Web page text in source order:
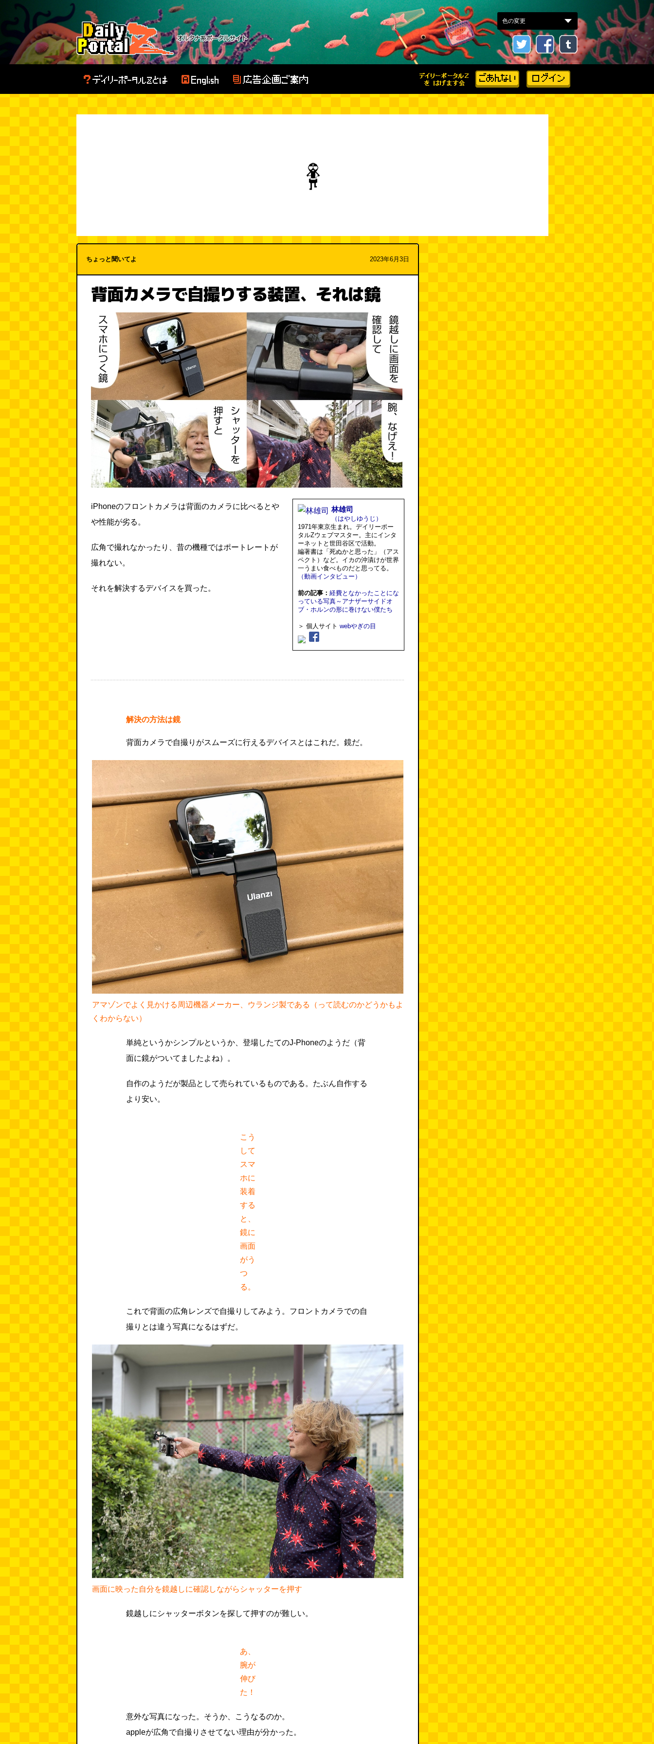
ちょっと聞いてよ 2023年6月3日
背面カメラで自撮りする装置、それは鏡
iPhoneのフロントカメラは背面のカメラに比べるとや
や性能が劣る。
広角で撮れなかったり、昔の機種ではポートレートが
撮れない。
それを解決するデバイスを買った。
林雄司
（はやしゆうじ）
1971年東京生まれ。デイリーポー
タルZウェブマスター。主にインタ
ーネットと世田谷区で活動。
編著書は「死ぬかと思った」（アス
ペクト）など。イカの沖漬けが世界
一うまい食べものだと思ってる。
（動画インタビュー）
前の記事： 経費となかったことにな
っている写真～アナザーサイドオ
ブ・ホルンの形に巻けない僕たち
＞ 個人サイト webやぎの目
解決の方法は鏡
背面カメラで自撮りがスムーズに行えるデバイスとはこれだ。鏡だ。
アマゾンでよく見かける周辺機器メーカー、ウランジ製である（って読むのかどうかもよ
くわからない）
単純というかシンプルというか、登場したてのJ-Phoneのようだ（背
面に鏡がついてましたよね）。
自作のようだが製品として売られているものである。たぶん自作する
より安い。
こう
して
スマ
ホに
装着
する
と、
鏡に
画面
がう
つ
る。
これで背面の広角レンズで自撮りしてみよう。フロントカメラでの自
撮りとは違う写真になるはずだ。
画面に映った自分を鏡越しに確認しながらシャッターを押す
鏡越しにシャッターボタンを探して押すのが難しい。
あ、
腕が
伸び
た！
意外な写真になった。そうか、こうなるのか。
appleが広角で自撮りさせてない理由が分かった。